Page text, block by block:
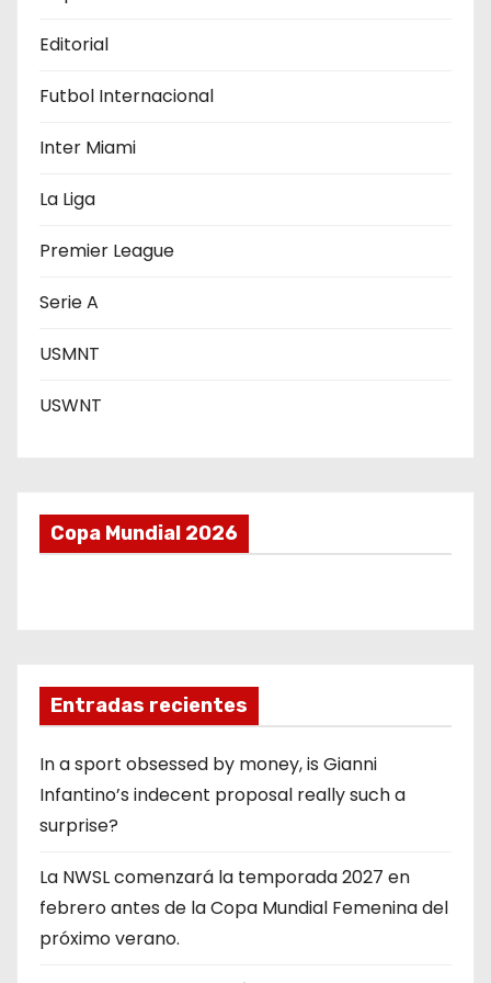
e
n
a
d
a
s
Editorial
Futbol Internacional
Inter Miami
La Liga
Premier League
Serie A
USMNT
USWNT
Copa Mundial 2026
Entradas recientes
In a sport obsessed by money, is Gianni
Infantino’s indecent proposal really such a
surprise?
La NWSL comenzará la temporada 2027 en
febrero antes de la Copa Mundial Femenina del
próximo verano.